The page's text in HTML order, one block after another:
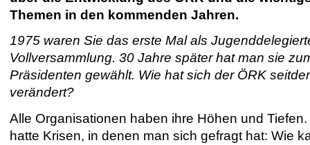
Themen in den kommenden Jahren.
1975 waren Sie das erste Mal als
Vollversammlung. 30 Jahre später hat man sie
Präsidenten gewählt. Wie hat sich der ÖRK
verändert?
Alle Organisationen haben ihre Höhen und
hatte Krisen, in denen man sich gefragt hat: Wie